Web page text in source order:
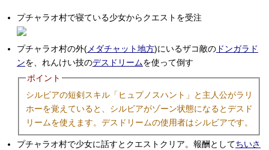
プチャラオ村で寝ている少女からクエストを受注
プチャラオ村の外( メダチャット地方)にいるザコ敵の ドンガラド
ンを、れんけい技のデスドリームを使って倒す
ポイント
シルビアの短剣スキル「ヒュプノスハント」と主人公がラリ
ホーを覚えていると、シルビアがゾーン状態になるとデスド
リームを使えます。デスドリームの使用者はシルビアです。
プチャラオ村で少女に話すとクエストクリア。報酬としてちいさ